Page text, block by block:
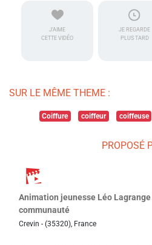
J'AIME
CETTE VIDÉO
JE REGARDE
PLUS TARD
SUR LE MÊME THEME :
Coiffure coiffeur coiffeuse
PROPOSÉ
Animation jeunesse Léo
communauté
Crevin - (35320), France